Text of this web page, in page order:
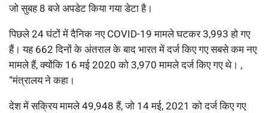
जो सुबह 8 बजे अपडेट किया गया डेटा है।
पिछले 24 घंटों में दैनिक नए COVID-19 मामले घटकर 3,993 हो गए
हैं। यह 662 दिनों के अंतराल के बाद भारत में दर्ज किए गए सबसे कम नए
मामले हैं, क्योंकि 16 मई 2020 को 3,970 मामले दर्ज किए गए थे। ,
“मंत्रालय ने कहा।
देश में सक्रिय मामले 49,948 हैं, जो 14 मई, 2021 को दर्ज किए गए